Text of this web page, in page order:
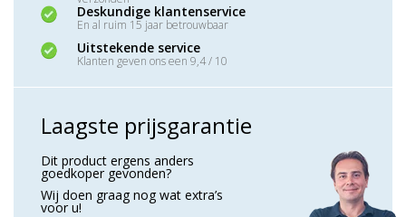
Deskundige klantenservice
En al ruim 15 jaar betrouwbaar
Uitstekende service
Klanten geven ons een 9,4 / 10
Laagste prijsgarantie
Dit product ergens anders
goedkoper gevonden?
Wij doen graag nog wat extra’s
voor u!